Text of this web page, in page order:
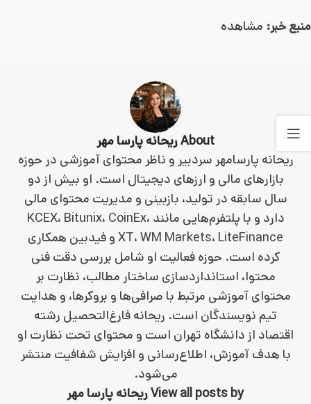
منبع خبر: مشاهده
About ریحانه پارسا مهر
ریحانه پارسامهر سردبیر و ناظر محتوای آموزشی در حوزه
بازارهای مالی و ارزهای دیجیتال است. او بیش از دو
سال سابقه در تولید، بازبینی و مدیریت محتوای مالی
دارد و با پلتفرم‌هایی مانند KCEX، Bitunix، CoinEx،
XT، WM Markets، LiteFinance و فیدبین همکاری
کرده است. حوزه فعالیت او شامل بررسی دقت فنی
محتوا، استانداردسازی ساختار مطالب، نظارت بر
محتوای آموزشی مرتبط با صرافی‌ها و بروکرها، و هدایت
تیم نویسندگان است. ریحانه فارغ‌التحصیل رشته
اقتصاد از دانشگاه تهران است و محتوای تحت نظارت او
با هدف آموزش، اطلاع‌رسانی و افزایش شفافیت منتشر
می‌شود.
View all posts by ریحانه پارسا مهر